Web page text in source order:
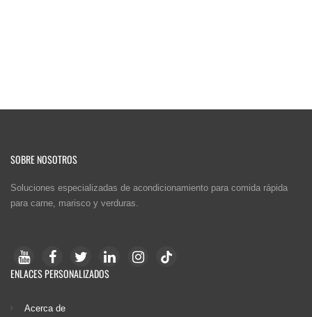
SOBRE NOSOTROS
Soluciones especializadas de acondicionamiento para comida rápida
para carne, marisco y verduras.
ENLACES PERSONALIZADOS
Acerca de